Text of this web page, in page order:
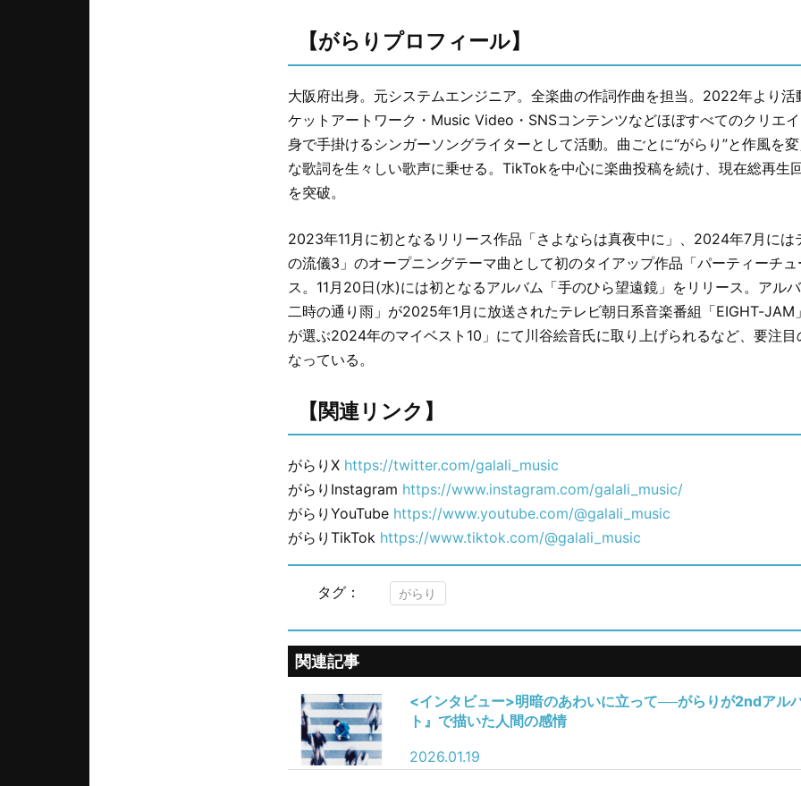
【がらりプロフィール】
大阪府出身。元システムエンジニア。全楽曲の作詞作曲を担当。2022年より活
ケットアートワーク・Music Video・SNSコンテンツなどほぼすべてのクリエ
身で手掛けるシンガーソングライターとして活動。曲ごとに“がらり”と作風を
な歌詞を生々しい歌声に乗せる。TikTokを中心に楽曲投稿を続け、現在総再生
を突破。
2023年11月に初となるリリース作品「さよならは真夜中に」、2024年7月には
の流儀3」のオープニングテーマ曲として初のタイアップ作品「パーティーチ
ス。11月20日(水)には初となるアルバム「手のひら望遠鏡」をリリース。アル
二時の通り雨」が2025年1月に放送されたテレビ朝日系音楽番組「EIGHT-JAM
が選ぶ2024年のマイベスト10」にて川谷絵音氏に取り上げられるなど、要注目
なっている。
【関連リンク】
がらりX https://twitter.com/galali_music
がらりInstagram https://www.instagram.com/galali_music/
がらりYouTube https://www.youtube.com/@galali_music
がらりTikTok https://www.tiktok.com/@galali_music
タグ： がらり
関連記事
<インタビュー>明暗のあわいに立って──がらりが2ndアル
ト』で描いた人間の感情
2026.01.19